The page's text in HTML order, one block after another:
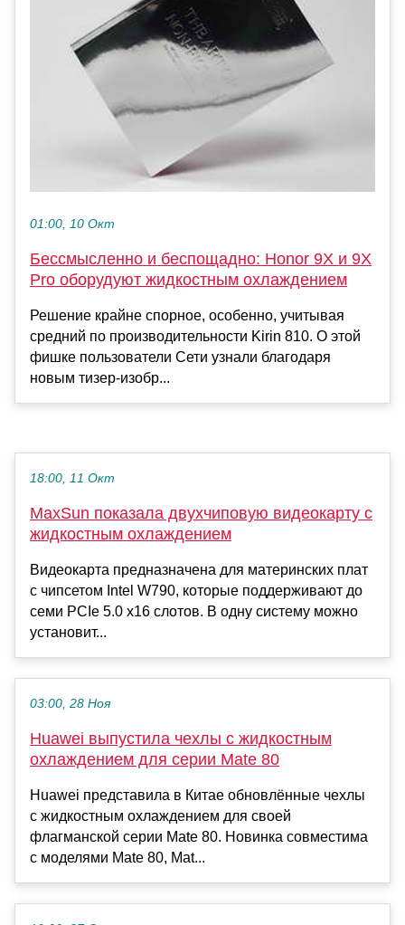
01:00, 10 Окт
Бессмысленно и беспощадно: Honor 9X и 9X
Pro оборудуют жидкостным охлаждением
Решение крайне спорное, особенно, учитывая
средний по производительности Kirin 810. О этой
фишке пользователи Сети узнали благодаря
новым тизер-изобр...
18:00, 11 Окт
MaxSun показала двухчиповую видеокарту с
жидкостным охлаждением
Видеокарта предназначена для материнских плат
с чипсетом Intel W790, которые поддерживают до
семи PCIe 5.0 x16 слотов. В одну систему можно
установит...
03:00, 28 Ноя
Huawei выпустила чехлы с жидкостным
охлаждением для серии Mate 80
Huawei представила в Китае обновлённые чехлы
с жидкостным охлаждением для своей
флагманской серии Mate 80. Новинка совместима
с моделями Mate 80, Mat...